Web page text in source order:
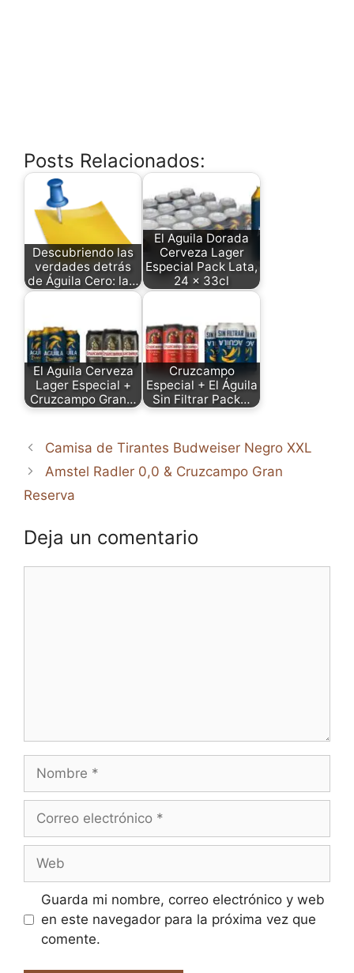
Posts Relacionados:
Descubriendo las
verdades detrás
de Águila Cero: la…
El Aguila Dorada
Cerveza Lager
Especial Pack Lata,
24 x 33cl
El Aguila Cerveza
Lager Especial +
Cruzcampo Gran…
Cruzcampo
Especial + El Águila
Sin Filtrar Pack…
Camisa de Tirantes Budweiser Negro XXL
Amstel Radler 0,0 & Cruzcampo Gran
Reserva
Deja un comentario
Nombre
Correo
Web
Guarda mi nombre, correo electrónico y web
en este navegador para la próxima vez que
comente.